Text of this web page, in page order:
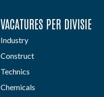
VACATURES PER DIVISIE
Industry
Construct
Technics
Chemicals